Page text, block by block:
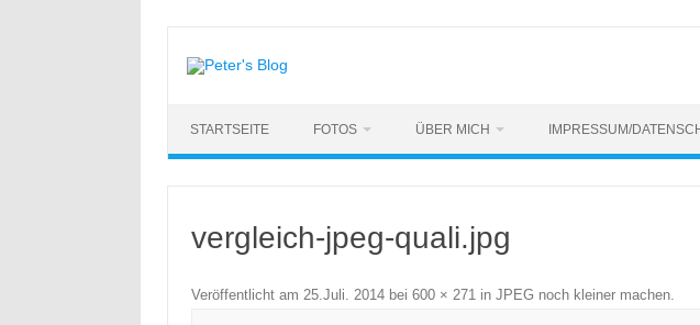
springen
STARTSEITE FOTOS ÜBER MICH IMPRESSUM/
vergleich-jpeg-quali.jpg
Veröffentlicht am 25.Juli. 2014bei 600 × 271in JPEG noch kleiner machen.